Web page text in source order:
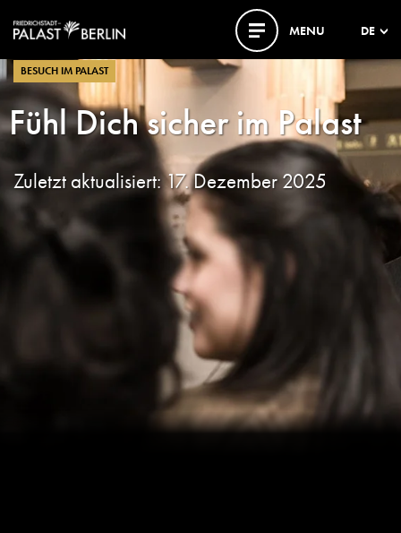
MENU DE
BESUCH IM PALAST
Fühl Dich sicher im Palast
Zuletzt aktualisiert: 17. Dezember 2025